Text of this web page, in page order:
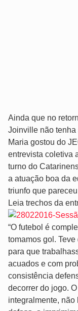
Ainda que no
Joinville não tenha
Maria gostou do
entrevista coletiva
turno do
a atuação boa da
triunfo que
Leia trechos da
“O futebol é
tomamos gol.
para que
acuados e com
consistência
decorrer do jogo.
integralmente, não